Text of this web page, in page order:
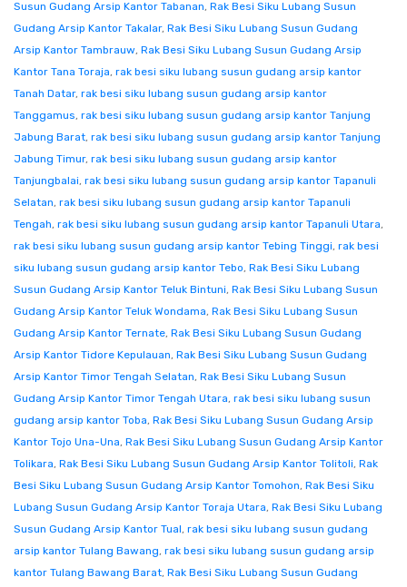
Susun Gudang Arsip Kantor Tabanan, Rak Besi Siku Lubang Susun
Gudang Arsip Kantor Takalar, Rak Besi Siku Lubang Susun Gudang
Arsip Kantor Tambrauw, Rak Besi Siku Lubang Susun Gudang Arsip
Kantor Tana Toraja, rak besi siku lubang susun gudang arsip kantor
Tanah Datar, rak besi siku lubang susun gudang arsip kantor
Tanggamus, rak besi siku lubang susun gudang arsip kantor Tanjung
Jabung Barat, rak besi siku lubang susun gudang arsip kantor Tanjung
Jabung Timur, rak besi siku lubang susun gudang arsip kantor
Tanjungbalai, rak besi siku lubang susun gudang arsip kantor Tapanuli
Selatan, rak besi siku lubang susun gudang arsip kantor Tapanuli
Tengah, rak besi siku lubang susun gudang arsip kantor Tapanuli Utara,
rak besi siku lubang susun gudang arsip kantor Tebing Tinggi, rak besi
siku lubang susun gudang arsip kantor Tebo, Rak Besi Siku Lubang
Susun Gudang Arsip Kantor Teluk Bintuni, Rak Besi Siku Lubang Susun
Gudang Arsip Kantor Teluk Wondama, Rak Besi Siku Lubang Susun
Gudang Arsip Kantor Ternate, Rak Besi Siku Lubang Susun Gudang
Arsip Kantor Tidore Kepulauan, Rak Besi Siku Lubang Susun Gudang
Arsip Kantor Timor Tengah Selatan, Rak Besi Siku Lubang Susun
Gudang Arsip Kantor Timor Tengah Utara, rak besi siku lubang susun
gudang arsip kantor Toba, Rak Besi Siku Lubang Susun Gudang Arsip
Kantor Tojo Una-Una, Rak Besi Siku Lubang Susun Gudang Arsip Kantor
Tolikara, Rak Besi Siku Lubang Susun Gudang Arsip Kantor Tolitoli, Rak
Besi Siku Lubang Susun Gudang Arsip Kantor Tomohon, Rak Besi Siku
Lubang Susun Gudang Arsip Kantor Toraja Utara, Rak Besi Siku Lubang
Susun Gudang Arsip Kantor Tual, rak besi siku lubang susun gudang
arsip kantor Tulang Bawang, rak besi siku lubang susun gudang arsip
kantor Tulang Bawang Barat, Rak Besi Siku Lubang Susun Gudang